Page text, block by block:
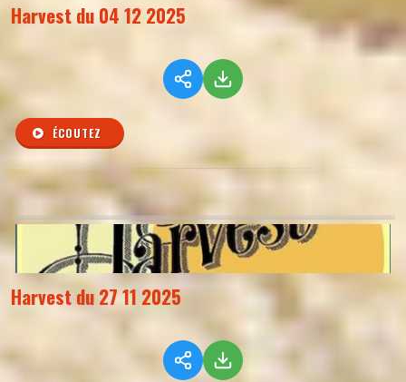
Harvest du 04 12 2025
ÉCOUTEZ
Harvest du 27 11 2025